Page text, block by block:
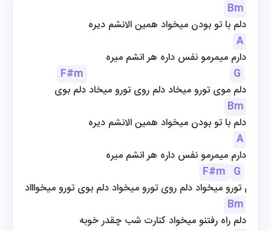
Bm
دلم با تو بودن میخواد همین الانشم دیره
A
دارم میمرمو نفس داره هر انشم میره
F#m
G
دلم موی تورو میخاد دلم روی تورو میخاد دلم بوی
Bm
دلم با تو بودن میخواد همین الانشم دیره
A
دارم میمرمو نفس داره هر انشم میره
F#m G
موی تورو میخواد دلم روی تورو میخواد دلم بوی تورو میخواااد
Bm
دلم راه رفتنو میخواد کنارت شب چقدر خوبه